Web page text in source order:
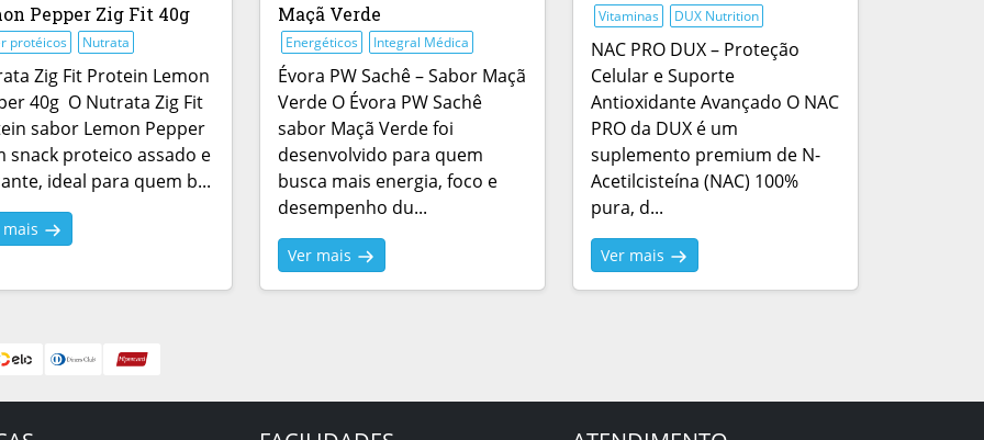
Pepper Zig Fit 40g
protéicos Nutrata
Zig Fit Protein Lemon
40g O Nutrata Zig Fit
sabor Lemon Pepper
snack proteico assado e
ideal para quem b...
mais
Maçã Verde
Energéticos Integral Médica
Évora PW Sachê – Sabor Maçã
Verde O Évora PW Sachê
sabor Maçã Verde foi
desenvolvido para quem
busca mais energia, foco e
desempenho du...
Ver mais
Vitaminas DUX Nutrition
NAC PRO DUX – Proteção
Celular e Suporte
Antioxidante Avançado O NAC
PRO da DUX é um
suplemento premium de N-
Acetilcisteína (NAC) 100%
pura, d...
Ver mais